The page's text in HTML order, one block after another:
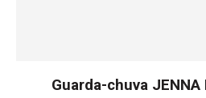
Guarda-chuva